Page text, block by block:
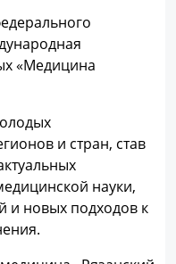
«Медицина
и стран, став
науки,
и новых подходов к